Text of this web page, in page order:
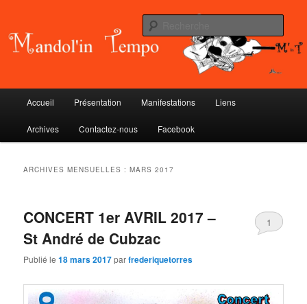
contenu
principal
contenu
secondaireMandol'in Tempo
principal
Accueil Présentation Manifestations Liens
Archives Contactez-nous Facebook
ARCHIVES MENSUELLES :MARS 2017
CONCERT 1er AVRIL 2017 –
St André de Cubzac
Publié le18 mars 2017parfrederiquetorres
1